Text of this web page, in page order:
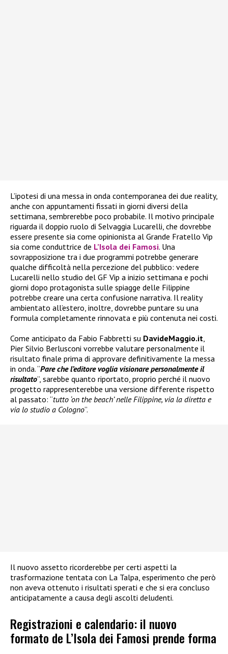
L’ipotesi di una messa in onda contemporanea dei due reality,
anche con appuntamenti fissati in giorni diversi della
settimana, sembrerebbe poco probabile. Il motivo principale
riguarda il doppio ruolo di Selvaggia Lucarelli, che dovrebbe
essere presente sia come opinionista al Grande Fratello Vip
sia come conduttrice de L’Isola dei Famosi. Una
sovrapposizione tra i due programmi potrebbe generare
qualche difficoltà nella percezione del pubblico: vedere
Lucarelli nello studio del GF Vip a inizio settimana e pochi
giorni dopo protagonista sulle spiagge delle Filippine
potrebbe creare una certa confusione narrativa. Il reality
ambientato all’estero, inoltre, dovrebbe puntare su una
formula completamente rinnovata e più contenuta nei costi.
Come anticipato da Fabio Fabbretti su DavideMaggio.it,
Pier Silvio Berlusconi vorrebbe valutare personalmente il
risultato finale prima di approvare definitivamente la messa
in onda. “Pare che l’editore voglia visionare personalmente il
risultato”, sarebbe quanto riportato, proprio perché il nuovo
progetto rappresenterebbe una versione differente rispetto
al passato: “tutto ‘on the beach’ nelle Filippine, via la diretta e
via lo studio a Cologno”.
Il nuovo assetto ricorderebbe per certi aspetti la
trasformazione tentata con La Talpa, esperimento che però
non aveva ottenuto i risultati sperati e che si era concluso
anticipatamente a causa degli ascolti deludenti.
Registrazioni e calendario: il nuovo
formato de L’Isola dei Famosi prende forma